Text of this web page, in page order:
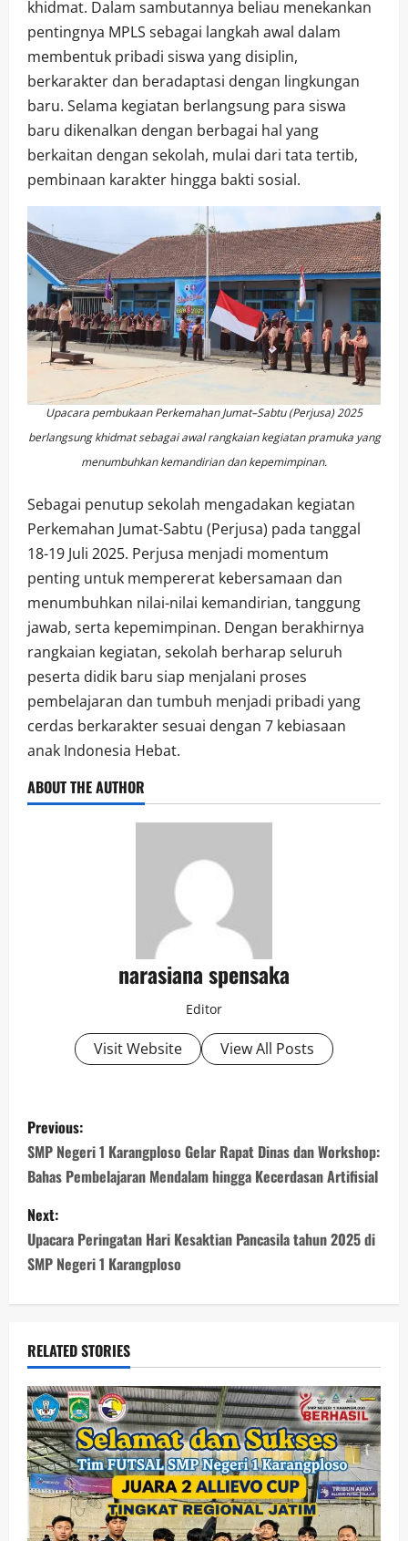
khidmat. Dalam sambutannya beliau menekankan
pentingnya MPLS sebagai langkah awal dalam
membentuk pribadi siswa yang disiplin,
berkarakter dan beradaptasi dengan lingkungan
baru. Selama kegiatan berlangsung para siswa
baru dikenalkan dengan berbagai hal yang
berkaitan dengan sekolah, mulai dari tata tertib,
pembinaan karakter hingga bakti sosial.
Upacara pembukaan Perkemahan Jumat–Sabtu (Perjusa) 2025
berlangsung khidmat sebagai awal rangkaian kegiatan pramuka yang
menumbuhkan kemandirian dan kepemimpinan.
Sebagai penutup sekolah mengadakan kegiatan
Perkemahan Jumat-Sabtu (Perjusa) pada tanggal
18-19 Juli 2025. Perjusa menjadi momentum
penting untuk mempererat kebersamaan dan
menumbuhkan nilai-nilai kemandirian, tanggung
jawab, serta kepemimpinan. Dengan berakhirnya
rangkaian kegiatan, sekolah berharap seluruh
peserta didik baru siap menjalani proses
pembelajaran dan tumbuh menjadi pribadi yang
cerdas berkarakter sesuai dengan 7 kebiasaan
anak Indonesia Hebat.
ABOUT THE AUTHOR
narasiana spensaka
Editor
Visit Website View All Posts
Previous:
SMP Negeri 1 Karangploso Gelar Rapat Dinas dan Workshop:
Bahas Pembelajaran Mendalam hingga Kecerdasan Artifisial
Next:
Upacara Peringatan Hari Kesaktian Pancasila tahun 2025 di
SMP Negeri 1 Karangploso
RELATED STORIES